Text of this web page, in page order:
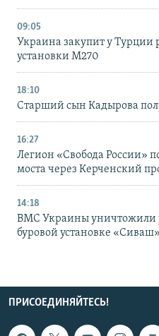
09:05
Украина закупит у Турции
установки M270
18:10
Старший сын Кадырова
16:27
Легион «Свобода России»
моста через Керченский
14:18
ВМС Украины уничтожили
буровой установке
ПРИСОЕДИНЯЙТЕСЬ!